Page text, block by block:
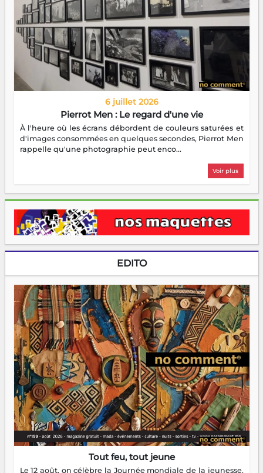
6 juillet 2026
Pierrot Men : Le regard d'une vie
À l'heure où les écrans débordent de couleurs saturées et
d'images consommées en quelques secondes, Pierrot Men
rappelle qu'une photographie peut enco...
Voir plus
EDITO
Tout feu, tout jeune
Le 12 août, on célèbre la Journée mondiale de la jeunesse.